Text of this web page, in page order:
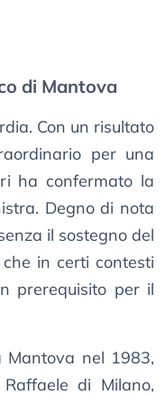
di Mantova
Con un risultato
per una
ha confermato la
Degno di nota
il sostegno del
in certi contesti
prerequisito per il
Mantova nel 1983,
di Milano,